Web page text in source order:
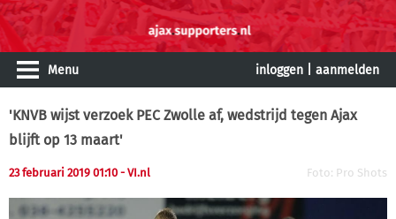
Menu inloggen aanmelden
'KNVB wijst verzoek PEC Zwolle af, wedstrijd tegen Ajax
blijft op 13 maart'
23 februari 2019 01:10 - VI.nl Foto: Pro Shots